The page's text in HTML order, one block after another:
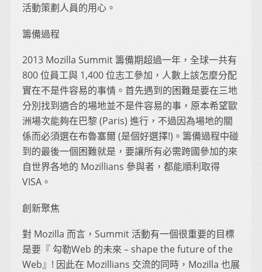
活動策劃人員的用心。
籌備過程
2013 Mozilla Summit 籌備期超過一年，全球一共有
800 位員工與 1,400 位志工參加，人數上該怎麼分配
實在不是件容易的事情。首先遇到的困難是要在三地
分別找到適合的場地並不是件容易的事，原本希望歐
洲場次能夠在巴黎 (Paris) 進行，不過因為場地的關
係而必須選在布魯塞爾 (是個好選擇!)。籌備過程中碰
到的最後一個困難就是，要讓所有必需跨國參加的來
自世界各地的 Mozillians 參與者，都能順利取得
VISA。
創新聚焦
對 Mozilla 而言，Summit 活動有一個很重要的目標
是要『 勾勒Web 的未來 – shape the future of the
Web』! 因此在 Mozillians 交流的同時，Mozilla 也展